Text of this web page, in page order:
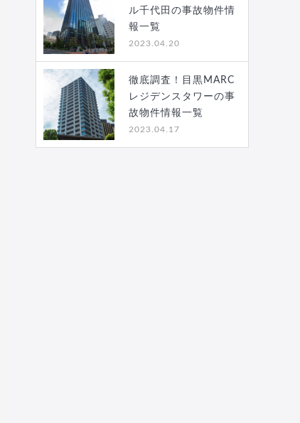
ル千代田の事故物件情
報一覧
2023.04.20
徹底調査！目黒MARC
レジデンスタワーの事
故物件情報一覧
2023.04.17